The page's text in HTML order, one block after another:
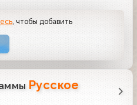
, чтобы добавить
Русское